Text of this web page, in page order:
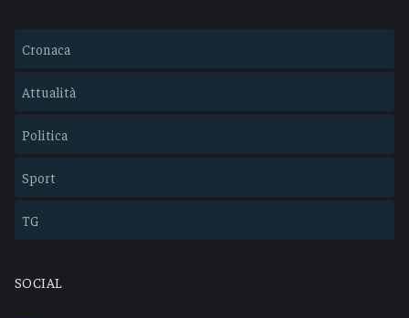
Cronaca
Attualità
Politica
Sport
TG
SOCIAL